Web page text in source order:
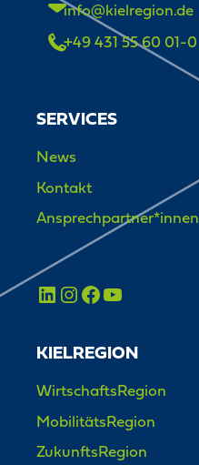
info@kielregion.de
+49 431 55 60 01-0
SERVICES
News
Kontakt
Ansprechpartner*innen
KIELREGION
WirtschaftsRegion
MobilitätsRegion
ZukunftsRegion